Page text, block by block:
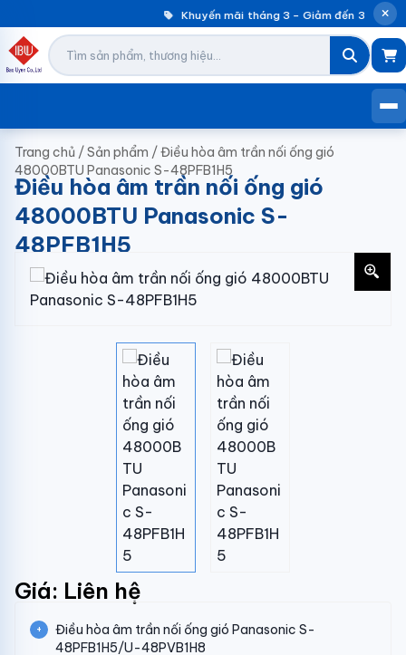
Khuyến mãi tháng 3 – Giảm đến 30%
Trang chủ /Sản phẩm /Điều hòa âm trần nối ống gió
48000BTU Panasonic S-48PFB1H5
Điều hòa âm trần nối ống gió
48000BTU Panasonic S-
48PFB1H5
Giá: Liên hệ
Điều hòa âm trần nối ống gió Panasonic S-
48PFB1H5/U-48PVB1H8